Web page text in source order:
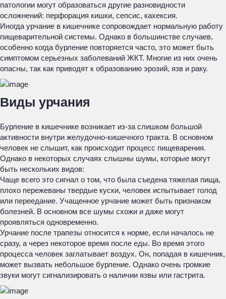
патологии могут образоваться другие разновидности
осложнений: перфорация кишки, сепсис, кахексия.
Иногда урчание в кишечнике сопровождает нормальную работу
пищеварительной системы. Однако в большинстве случаев,
особенно когда бурление повторяется часто, это может быть
симптомом серьезных заболеваний ЖКТ. Многие из них очень
опасны, так как приводят к образованию эрозий, язв и раку.
Виды урчания
Бурление в кишечнике возникает из-за слишком большой
активности внутри желудочно-кишечного тракта. В основном
человек не слышит, как происходит процесс пищеварения.
Однако в некоторых случаях слышны шумы, которые могут
быть нескольких видов:
Чаще всего это сигнал о том, что была съедена тяжелая пища,
плохо пережеваны твердые куски, человек испытывает голод
или переедание. Учащенное урчание может быть признаком
болезней. В основном все шумы схожи и даже могут
проявляться одновременно.
Урчание после трапезы относится к норме, если началось не
сразу, а через некоторое время после еды. Во время этого
процесса человек заглатывает воздух. Он, попадая в кишечник,
может вызвать небольшое бурление. Однако очень громкие
звуки могут сигнализировать о наличии язвы или гастрита.